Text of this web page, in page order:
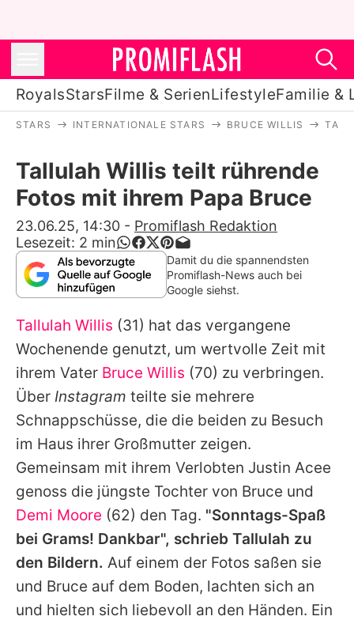
RoyalsStarsFilme & SerienLifestyleFamilie &
Stars
Filme & Serien
Lifestyle
Familie & Liebe
Alle Themen auf Promiflash
Jobs
App runterladen
Team
Redaktionelle Richtlinien
Impressum
Datenschutzerklärung
Nutzungsbedingungen
STARS INTERNATIONALE STARS BRUCE WILLIS
Tallulah Willis teilt rührende
Fotos mit ihrem Papa Bruce
23.06.25, 14:30 - Promiflash Redaktion
Lesezeit: 2 min
Damit du die spannendsten
Promiflash-News auch bei
Google siehst.
Tallulah Willis (31) hat das vergangene
Wochenende genutzt, um wertvolle Zeit mit
ihrem Vater Bruce Willis (70) zu verbringen.
Über Instagram teilte sie mehrere
Schnappschüsse, die die beiden zu Besuch
im Haus ihrer Großmutter zeigen.
Gemeinsam mit ihrem Verlobten Justin Acee
genoss die jüngste Tochter von Bruce und
Demi Moore (62) den Tag. "Sonntags-Spaß
bei Grams! Dankbar", schrieb Tallulah zu
den Bildern. Auf einem der Fotos saßen sie
und Bruce auf dem Boden, lachten sich an
und hielten sich liebevoll an den Händen. Ein